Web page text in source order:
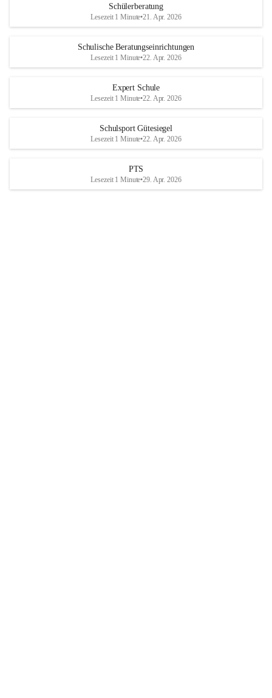
Schülerberatung
Lesezeit 1 Minute•21. Apr. 2026
Schulische Beratungseinrichtungen
Lesezeit 1 Minute•22. Apr. 2026
Expert Schule
Lesezeit 1 Minute•22. Apr. 2026
Schulsport Gütesiegel
Lesezeit 1 Minute•22. Apr. 2026
PTS
Lesezeit 1 Minute•29. Apr. 2026